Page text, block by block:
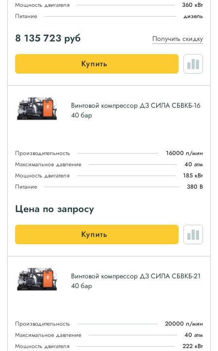
Мощность двигателя
360 кВт
Питание
дизель
8 135 723 руб Получить скидку
Купить
Винтовой компрессор ДЗ СИЛА СБВКБ-16
40 бар
Производительность
16000 л/мин
Максимальное давление
40 атм
Мощность двигателя
185 кВт
Питание
380 В
Цена по запросу
Купить
Винтовой компрессор ДЗ СИЛА СБВКБ-21
40 бар
Производительность
20000 л/мин
Максимальное давление
40 атм
Мощность двигателя
222 кВт